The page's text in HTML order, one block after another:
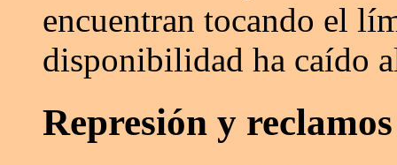
encuentran tocando el
disponibilidad ha caído
Represión y